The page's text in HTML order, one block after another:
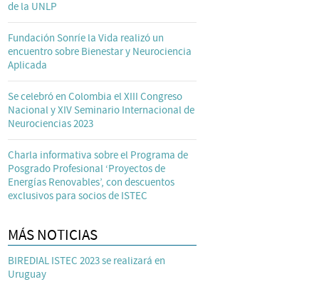
de la UNLP
Fundación Sonríe la Vida realizó un
encuentro sobre Bienestar y Neurociencia
Aplicada
Se celebró en Colombia el XIII Congreso
Nacional y XIV Seminario Internacional de
Neurociencias 2023
Charla informativa sobre el Programa de
Posgrado Profesional ‘Proyectos de
Energías Renovables’, con descuentos
exclusivos para socios de ISTEC
MÁS NOTICIAS
BIREDIAL ISTEC 2023 se realizará en
Uruguay